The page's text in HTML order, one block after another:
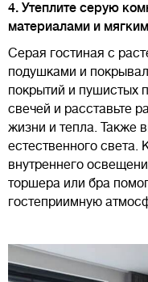
4. Утеплите серую
материалами и
Серая гостиная с
подушками и
покрытий и пушистых
свечей и расставьте
жизни и тепла. Также
естественного света.
внутреннего
торшера или бра
гостеприимную